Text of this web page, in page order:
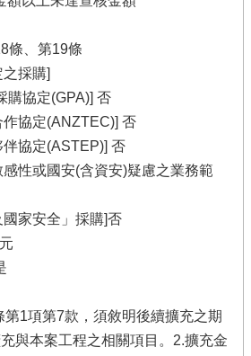
條、第19條
採購]
購協定(GPA)] 否
協定(ANZTEC)] 否
協定(ASTEP)] 否
性或國安(含資安)疑慮之業務範
家安全」採購]否
第1項第7款，須敘明後續擴充之期
與本案工程之相關項目。2.擴充金